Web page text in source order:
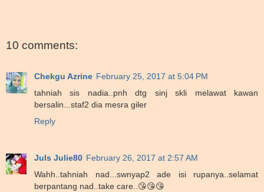
10 comments:
Chekgu Azrine February 25, 2017 at 5:04 PM
tahniah sis nadia..pnh dtg sinj skli melawat kawan
bersalin...staf2 dia mesra giler
Reply
Juls Julie80 February 26, 2017 at 2:57 AM
Wahh..tahniah nad...swnyap2 ade isi rupanya..selamat
berpantang nad..take care..😘😘😘